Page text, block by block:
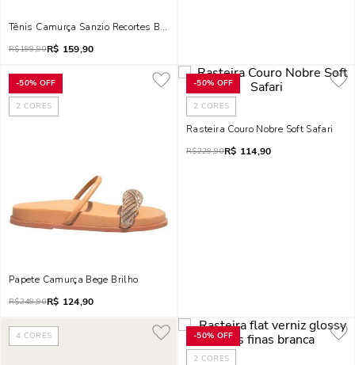
Tênis Camurça Sanzio Recortes Branco E Bege
R$199,90R$ 159,90
-50% OFF
2 CORES
Papete Camurça Bege Brilho
R$249,90R$ 124,90
-50% OFF
2 CORES
Rasteira Couro Nobre Soft Safari
R$229,90R$ 114,90
4 CORES -50% OFF
2 CORES